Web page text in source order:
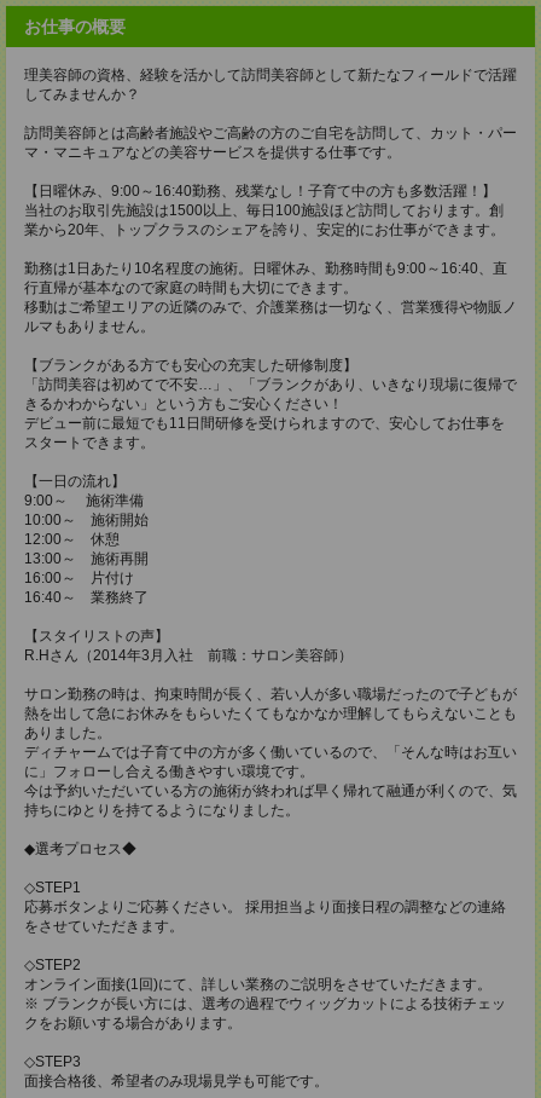
お仕事の概要
理美容師の資格、経験を活かして訪問美容師として新たなフィールドで活躍
してみませんか？
訪問美容師とは高齢者施設やご高齢の方のご自宅を訪問して、カット・パー
マ・マニキュアなどの美容サービスを提供する仕事です。
【日曜休み、9:00～16:40勤務、残業なし！子育て中の方も多数活躍！】
当社のお取引先施設は1500以上、毎日100施設ほど訪問しております。創
業から20年、トップクラスのシェアを誇り、安定的にお仕事ができます。
勤務は1日あたり10名程度の施術。日曜休み、勤務時間も9:00～16:40、直
行直帰が基本なので家庭の時間も大切にできます。
移動はご希望エリアの近隣のみで、介護業務は一切なく、営業獲得や物販ノ
ルマもありません。
【ブランクがある方でも安心の充実した研修制度】
「訪問美容は初めてで不安…」、「ブランクがあり、いきなり現場に復帰で
きるかわからない」という方もご安心ください！
デビュー前に最短でも11日間研修を受けられますので、安心してお仕事を
スタートできます。
【一日の流れ】
9:00～ 施術準備
10:00～ 施術開始
12:00～ 休憩
13:00～ 施術再開
16:00～ 片付け
16:40～ 業務終了
【スタイリストの声】
R.Hさん（2014年3月入社 前職：サロン美容師）
サロン勤務の時は、拘束時間が長く、若い人が多い職場だったので子どもが
熱を出して急にお休みをもらいたくてもなかなか理解してもらえないことも
ありました。
ディチャームでは子育て中の方が多く働いているので、「そんな時はお互い
に」フォローし合える働きやすい環境です。
今は予約いただいている方の施術が終われば早く帰れて融通が利くので、気
持ちにゆとりを持てるようになりました。
◆選考プロセス◆
◇STEP1
応募ボタンよりご応募ください。 採用担当より面接日程の調整などの連絡
をさせていただきます。
◇STEP2
オンライン面接(1回)にて、詳しい業務のご説明をさせていただきます。
※ ブランクが長い方には、選考の過程でウィッグカットによる技術チェッ
クをお願いする場合があります。
◇STEP3
面接合格後、希望者のみ現場見学も可能です。